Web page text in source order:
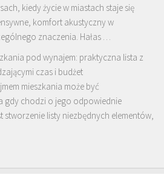
kiedy życie w miastach staje się
komfort akustyczny w
znaczenia. Hałas …
pod wynajem: praktyczna lista z
czas i budżet
mieszkania może być
gdy chodzi o jego odpowiednie
stworzenie listy niezbędnych elementów,